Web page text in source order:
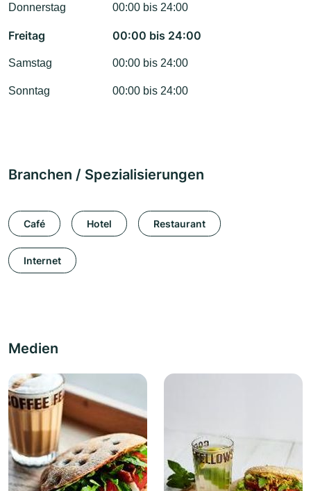
Donnerstag 00:00 bis 24:00
Freitag 00:00 bis 24:00
Samstag 00:00 bis 24:00
Sonntag 00:00 bis 24:00
Branchen / Spezialisierungen
Café Hotel Restaurant
Internet
Medien